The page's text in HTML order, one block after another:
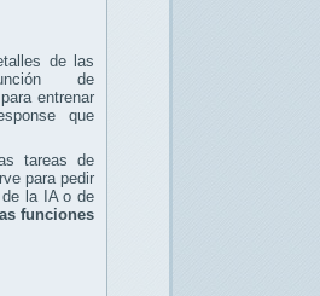
de las
de
entrenar
que
tareas de
para pedir
la IA o de
funciones